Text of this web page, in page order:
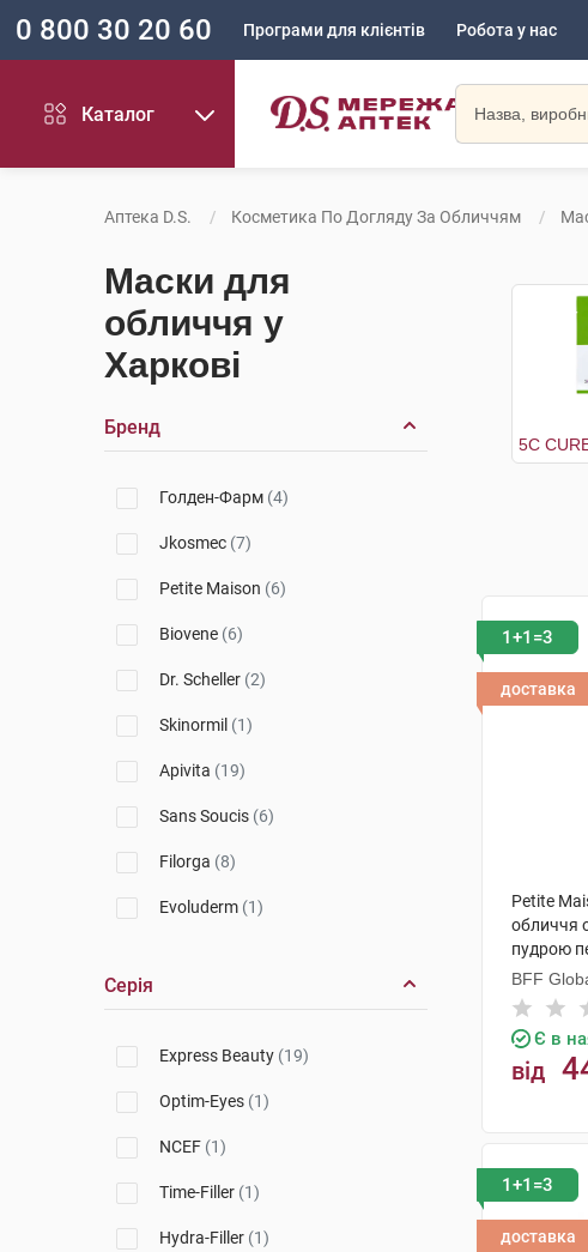
0 800 30 20 60 Програми для клієнтів Робота у нас
Каталог
Аптека D.S. Косметика По Догляду За Обличчям
Маски для
обличчя у
Харкові
Бренд
Голден-Фарм (4)
Jkosmec (7)
Petite Maison (6)
Biovene (6)
Dr. Scheller (2)
Skinormil (1)
Apivita (19)
Sans Soucis (6)
Filorga (8)
Evoluderm (1)
Серія
Express Beauty (19)
Optim-Eyes (1)
NCEF (1)
Time-Filler (1)
Hydra-Filler (1)
1+1=3
доставка
Petite
обличчя
пудрою
BFF
Є в
від
1+1=3
доставка